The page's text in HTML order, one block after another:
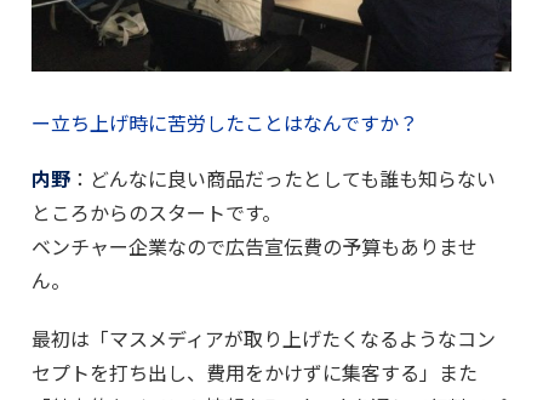
ー立ち上げ時に苦労したことはなんですか？
内野 ：どんなに良い商品だったとしても誰も知らない
ところからのスタートです。
ベンチャー企業なので広告宣伝費の予算もありませ
ん。
最初は「マスメディアが取り上げたくなるようなコン
セプトを打ち出し、費用をかけずに集客する」また